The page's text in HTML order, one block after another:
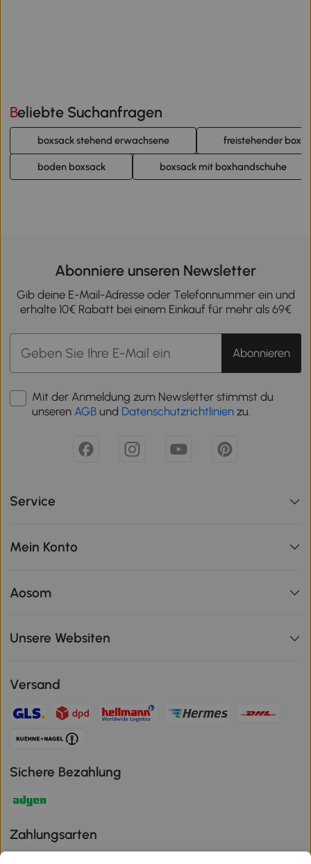
Beliebte Suchanfragen
boxsack stehend erwachsene freistehender
boden boxsack boxsack mit boxhandschuhe
Abonniere unseren Newsletter
Gib deine E-Mail-Adresse oder Telefonnummer ein und
erhalte 10€ Rabatt bei einem Einkauf für mehr als 69€
Abonnieren
Mit der Anmeldung zum Newsletter stimmst du
unseren AGB und Datenschutzrichtlinien zu.
Service
Mein Konto
Aosom
Unsere Websiten
Versand
Sichere Bezahlung
Zahlungsarten